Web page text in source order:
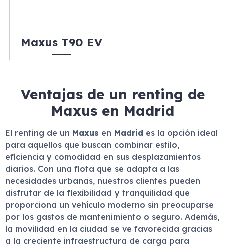
Maxus T90 EV
Ventajas de un renting de
Maxus en Madrid
El renting de un Maxus en Madrid es la opción ideal
para aquellos que buscan combinar estilo,
eficiencia y comodidad en sus desplazamientos
diarios. Con una flota que se adapta a las
necesidades urbanas, nuestros clientes pueden
disfrutar de la flexibilidad y tranquilidad que
proporciona un vehículo moderno sin preocuparse
por los gastos de mantenimiento o seguro. Además,
la movilidad en la ciudad se ve favorecida gracias
a la creciente infraestructura de carga para